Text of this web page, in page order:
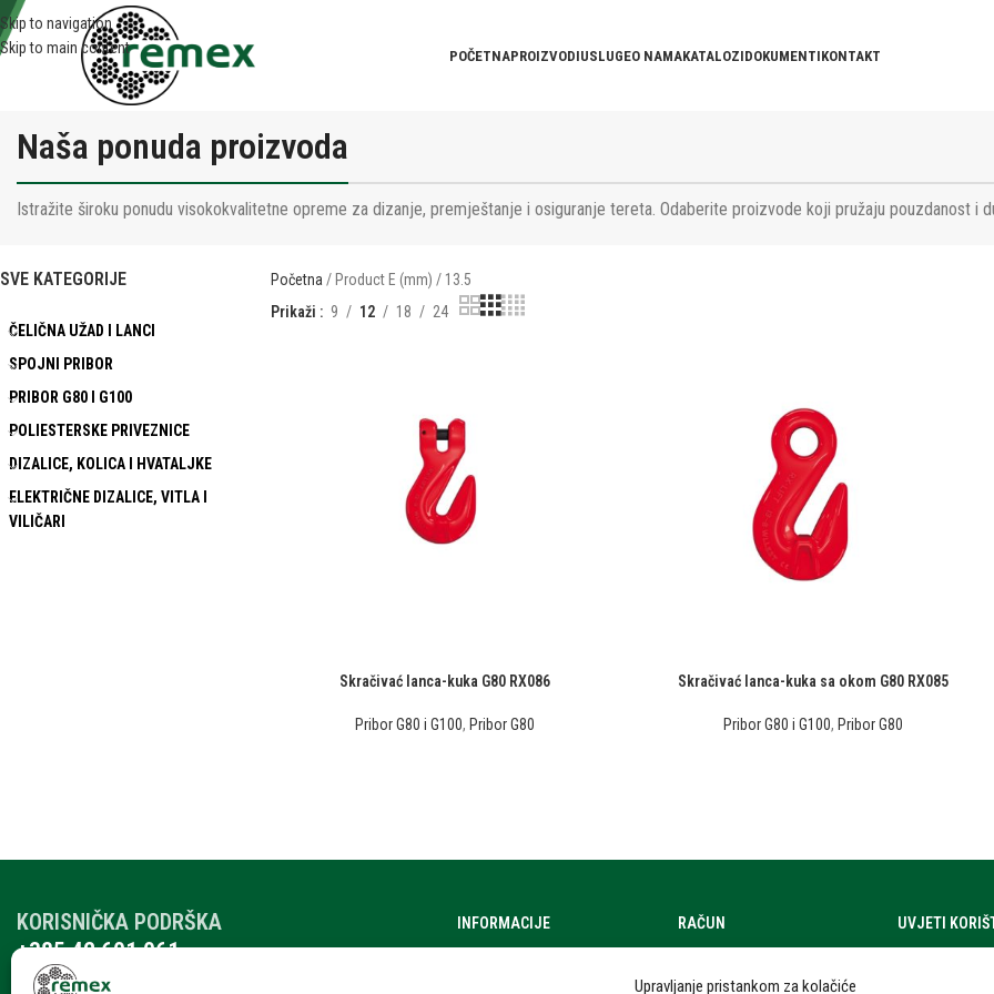
Upravljanje pristankom za kolačiće
Skip to navigation
Skip to main content
POČETNAPROIZVODIUSLUGEO NAMAKATALOZIDOKUMENTIKONTAKT
Naša ponuda proizvoda
Istražite široku ponudu visokokvalitetne opreme za dizanje, premještanje i osiguranje tereta. Odaberite proizvode koji pružaju pouzdanost i
SVE KATEGORIJE
ČELIČNA UŽAD I LANCI
SPOJNI PRIBOR
PRIBOR G80 I G100
POLIESTERSKE PRIVEZNICE
DIZALICE, KOLICA I HVATALJKE
ELEKTRIČNE DIZALICE, VITLA I
VILIČARI
Početna Product E (mm) 13.5
Prikaži
9 12 18 24
Skračivać lanca-kuka G80 RX086
Pribor G80 i G100, Pribor G80
Skračivać lanca-kuka sa okom G80 RX085
Pribor G80 i G100,Pribor G80
KORISNIČKA PODRŠKA
+385 42 601 061
remex@rmx.nikola-it.hr
INFORMACIJE RAČUN UVJETI